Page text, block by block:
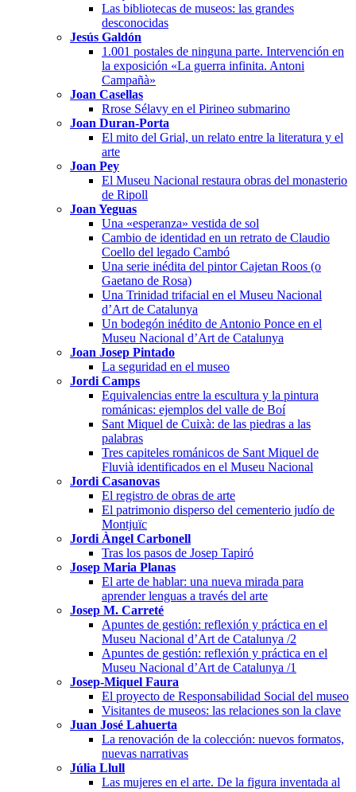
Las bibliotecas de museos: las grandes
desconocidas
Jesús Galdón
1.001 postales de ninguna parte. Intervención en
la exposición «La guerra infinita. Antoni
Campañà»
Joan Casellas
Rrose Sélavy en el Pirineo submarino
Joan Duran-Porta
El mito del Grial, un relato entre la literatura y el
arte
Joan Pey
El Museu Nacional restaura obras del monasterio
de Ripoll
Joan Yeguas
Una «esperanza» vestida de sol
Cambio de identidad en un retrato de Claudio
Coello del legado Cambó
Una serie inédita del pintor Cajetan Roos (o
Gaetano de Rosa)
Una Trinidad trifacial en el Museu Nacional
d’Art de Catalunya
Un bodegón inédito de Antonio Ponce en el
Museu Nacional d’Art de Catalunya
Joan Josep Pintado
La seguridad en el museo
Jordi Camps
Equivalencias entre la escultura y la pintura
románicas: ejemplos del valle de Boí
Sant Miquel de Cuixà: de las piedras a las
palabras
Tres capiteles románicos de Sant Miquel de
Fluvià identificados en el Museu Nacional
Jordi Casanovas
El registro de obras de arte
El patrimonio disperso del cementerio judío de
Montjuïc
Jordi Àngel Carbonell
Tras los pasos de Josep Tapiró
Josep Maria Planas
El arte de hablar: una nueva mirada para
aprender lenguas a través del arte
Josep M. Carreté
Apuntes de gestión: reflexión y práctica en el
Museu Nacional d’Art de Catalunya /2
Apuntes de gestión: reflexión y práctica en el
Museu Nacional d’Art de Catalunya /1
Josep-Miquel Faura
El proyecto de Responsabilidad Social del museo
Visitantes de museos: las relaciones son la clave
Juan José Lahuerta
La renovación de la colección: nuevos formatos,
nuevas narrativas
Júlia Llull
Las mujeres en el arte. De la figura inventada al